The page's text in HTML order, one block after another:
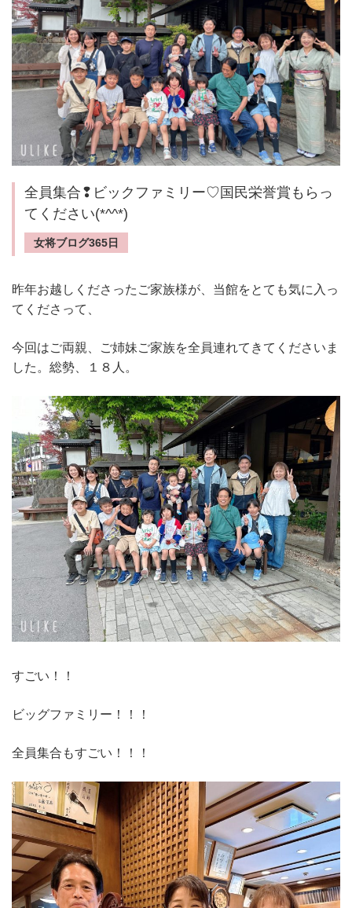
全員集合❢ビックファミリー♡国民栄誉賞もらっ
てください(*^^*)
女将ブログ365日
昨年お越しくださったご家族様が、当館をとても気に入っ
てくださって、
今回はご両親、ご姉妹ご家族を全員連れてきてくださいま
した。総勢、１８人。
すごい！！
ビッグファミリー！！！
全員集合もすごい！！！